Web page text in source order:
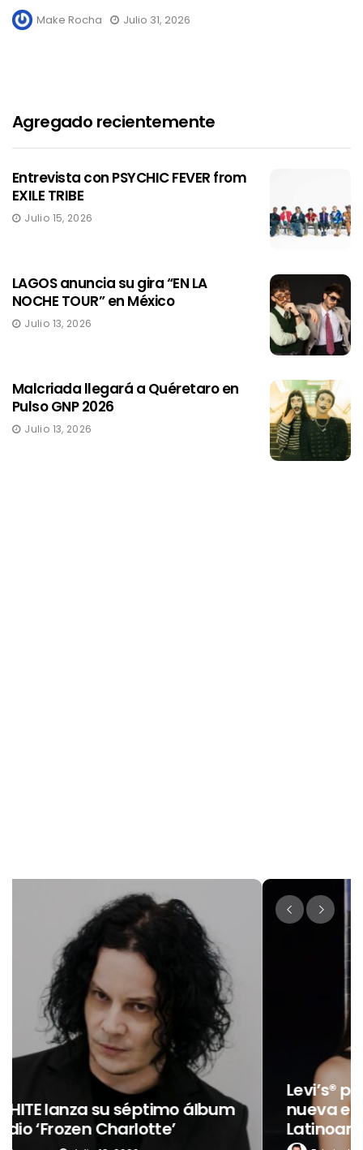
Make Rocha Julio 31, 2026
Agregado recientemente
Entrevista con PSYCHIC FEVER from
EXILE TRIBE
Julio 15, 2026
LAGOS anuncia su gira “EN LA
NOCHE TOUR” en México
Julio 13, 2026
Malcriada llegará a Quéretaro en
Pulso GNP 2026
Julio 13, 2026
Levi’s® presenta a Belinda como su
nueva embajadora para
Latinoamérica